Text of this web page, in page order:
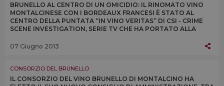
BRUNELLO AL CENTRO DI UN OMICIDIO: IL RINOMATO VINO
MONTALCINESE CON I BORDEAUX FRANCESI È STATO AL
CENTRO DELLA PUNTATA “IN VINO VERITAS” DI CSI - CRIME
SCENE INVESTIGATION, SERIE TV CHE HA PORTATO ALLA
07 Giugno 2013
CONSORZIO DEL BRUNELLO
IL CONSORZIO DEL VINO BRUNELLO DI MONTALCINO HA